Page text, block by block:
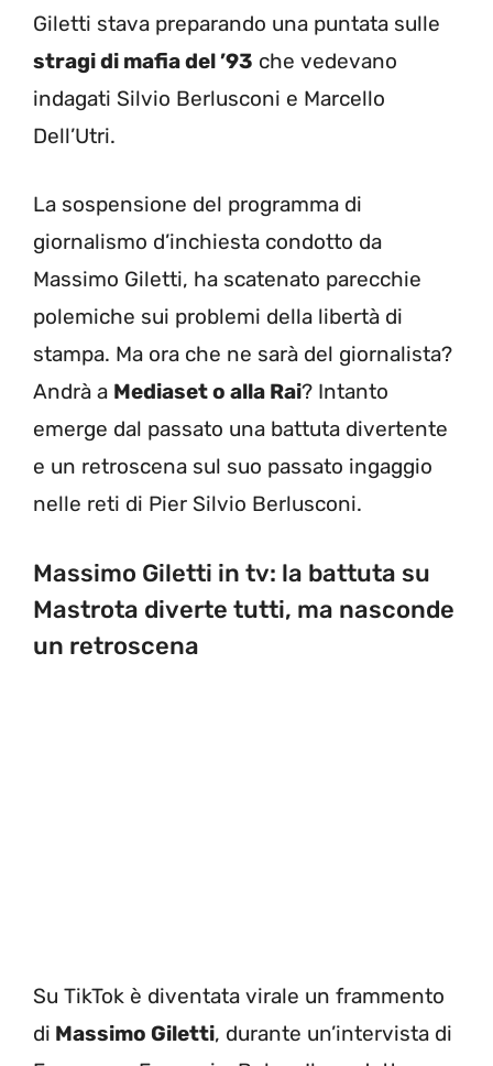
Giletti stava preparando una puntata sulle
stragi di mafia del ’93 che vedevano
indagati Silvio Berlusconi e Marcello
Dell’Utri.
La sospensione del programma di
giornalismo d’inchiesta condotto da
Massimo Giletti, ha scatenato parecchie
polemiche sui problemi della libertà di
stampa. Ma ora che ne sarà del giornalista?
Andrà a Mediaset o alla Rai? Intanto
emerge dal passato una battuta divertente
e un retroscena sul suo passato ingaggio
nelle reti di Pier Silvio Berlusconi.
Massimo Giletti in tv: la battuta su
Mastrota diverte tutti, ma nasconde
un retroscena
Su TikTok è diventata virale un frammento
di Massimo Giletti, durante un’intervista di